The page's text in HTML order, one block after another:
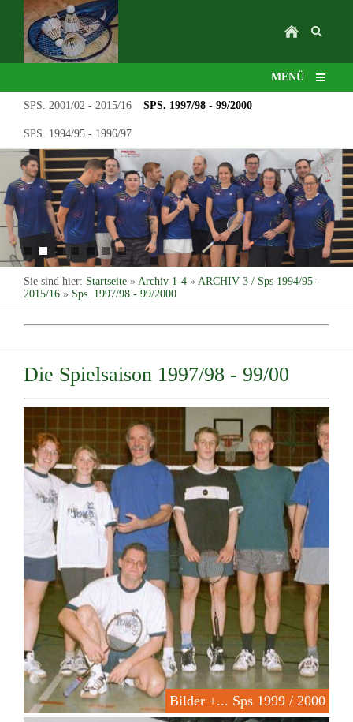
MENÜ
SPS. 2001/02 - 2015/16 SPS. 1997/98 - 99/2000
SPS. 1994/95 - 1996/97
Sie sind hier: Startseite » Archiv 1-4 » ARCHIV 3 / Sps 1994/95-
2015/16 » Sps. 1997/98 - 99/2000
Die Spielsaison 1997/98 - 99/00
Bilder +... Sps 1999 / 2000